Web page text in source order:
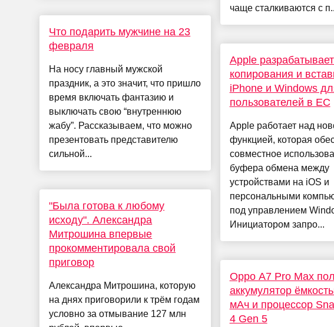
Что подарить мужчине на 23
февраля
На носу главный мужской
праздник, а это значит, что пришло
время включать фантазию и
выключать свою “внутреннюю
жабу”. Рассказываем, что можно
презентовать представителю
сильной...
"Была готова к любому
исходу". Александра
Митрошина впервые
прокомментировала свой
приговор
Александра Митрошина, которую
на днях приговорили к трём годам
условно за отмывание 127 млн
чаще сталкиваются с
Apple
копирования и
iPhone и Windows
пользователей в ЕС
Apple работает над
функцией, которая
совместное
буфера обмена между
устройствами на iOS и
персональными
под управлением
Инициатором запро...
Oppo A7 Pro Max
аккумулятор
мАч и процессор
4 Gen 5